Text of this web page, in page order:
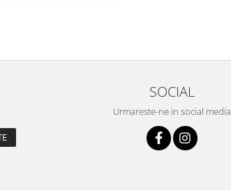
SOCIAL
Urmareste-ne in social media